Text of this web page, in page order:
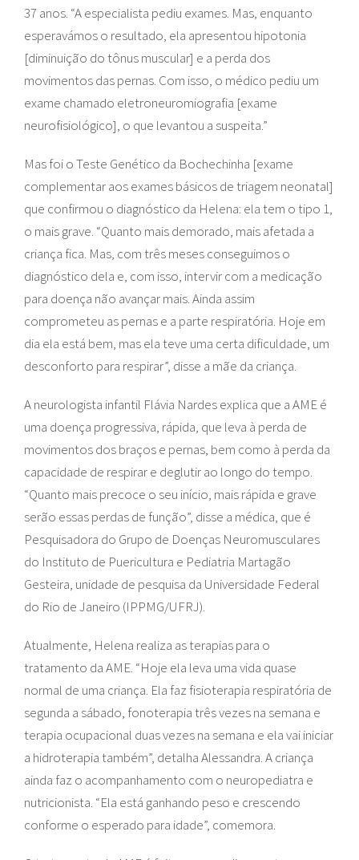
37 anos. “A especialista pediu exames. Mas, enquanto
esperavámos o resultado, ela apresentou hipotonia
[diminuição do tônus muscular] e a perda dos
movimentos das pernas. Com isso, o médico pediu um
exame chamado eletroneuromiografia [exame
neurofisiológico], o que levantou a suspeita.”
Mas foi o Teste Genético da Bochechinha [exame
complementar aos exames básicos de triagem neonatal]
que confirmou o diagnóstico da Helena: ela tem o tipo 1,
o mais grave. “Quanto mais demorado, mais afetada a
criança fica. Mas, com três meses conseguimos o
diagnóstico dela e, com isso, intervir com a medicação
para doença não avançar mais. Ainda assim
comprometeu as pernas e a parte respiratória. Hoje em
dia ela está bem, mas ela teve uma certa dificuldade, um
desconforto para respirar”, disse a mãe da criança.
A neurologista infantil Flávia Nardes explica que a AME é
uma doença progressiva, rápida, que leva à perda de
movimentos dos braços e pernas, bem como à perda da
capacidade de respirar e deglutir ao longo do tempo.
“Quanto mais precoce o seu início, mais rápida e grave
serão essas perdas de função”, disse a médica, que é
Pesquisadora do Grupo de Doenças Neuromusculares
do Instituto de Puericultura e Pediatria Martagão
Gesteira, unidade de pesquisa da Universidade Federal
do Rio de Janeiro (IPPMG/UFRJ).
Atualmente, Helena realiza as terapias para o
tratamento da AME. “Hoje ela leva uma vida quase
normal de uma criança. Ela faz fisioterapia respiratória de
segunda a sábado, fonoterapia três vezes na semana e
terapia ocupacional duas vezes na semana e ela vai iniciar
a hidroterapia também”, detalha Alessandra. A criança
ainda faz o acompanhamento com o neuropediatra e
nutricionista. “Ela está ganhando peso e crescendo
conforme o esperado para idade”, comemora.